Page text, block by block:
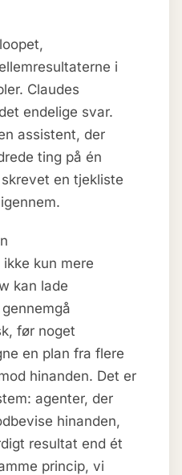
i
Claudes
endelige svar.
assistent, der
ting på én
en tjekliste
kun mere
kan lade
før noget
en plan fra flere
hinanden. Det er
agenter, der
hinanden,
resultat end ét
princip, vi